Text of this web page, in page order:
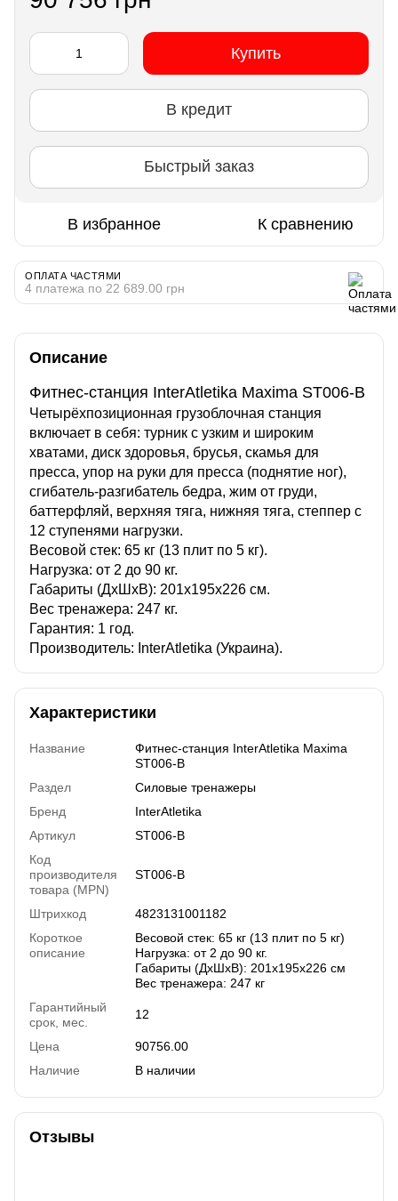
Купить
В кредит
Быстрый заказ
В избранное К сравнению
ОПЛАТА ЧАСТЯМИ
4 платежа по 22 689.00 грн
Описание
Фитнес-станция InterAtletika Maxima ST006-B
Четырёхпозиционная грузоблочная станция
включает в себя: турник с узким и широким
хватами, диск здоровья, брусья, скамья для
пресса, упор на руки для пресса (поднятие ног),
сгибатель-разгибатель бедра, жим от груди,
баттерфляй, верхняя тяга, нижняя тяга, степпер с
12 ступенями нагрузки.
Весовой стек: 65 кг (13 плит по 5 кг).
Нагрузка: от 2 до 90 кг.
Габариты (ДхШхВ): 201х195х226 см.
Вес тренажера: 247 кг.
Гарантия: 1 год.
Производитель: InterAtletika (Украина).
Характеристики
Название
Фитнес-станция InterAtletika Maxima
ST006-B
Раздел
Силовые тренажеры
Бренд
InterAtletika
Артикул
ST006-B
Код
производителя
товара (MPN)
ST006-B
Штрихкод
4823131001182
Короткое
описание
Весовой стек: 65 кг (13 плит по 5 кг)
Нагрузка: от 2 до 90 кг.
Габариты (ДхШхВ): 201х195х226 см
Вес тренажера: 247 кг
Гарантийный
срок, мес.
12
Цена
90756.00
Наличие
В наличии
Отзывы